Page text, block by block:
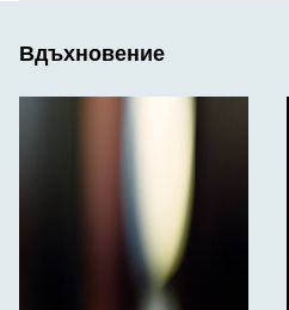
Вдъхновение